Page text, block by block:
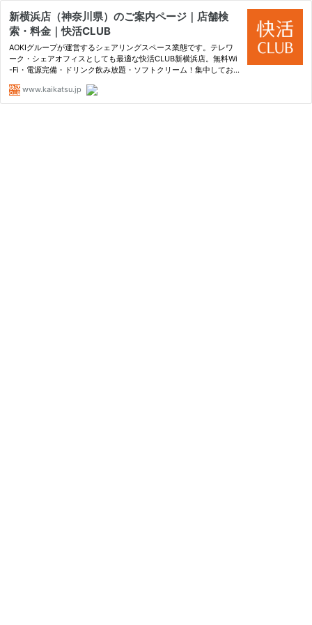
新横浜店（神奈川県）のご案内ページ｜店舗検
索・料金｜快活CLUB
AOKIグループが運営するシェアリングスペース業態です。テレワ
ーク・シェアオフィスとしても最適な快活CLUB新横浜店。無料Wi
-Fi・電源完備・ドリンク飲み放題・ソフトクリーム！集中してお
す。更に、外出・持込OKなので、コンビニ等でご購入された飲食
物は、…
www.kaikatsu.jp